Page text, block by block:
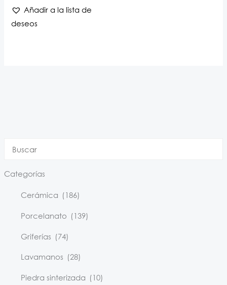
Categorías
Cerámica (186)
Porcelanato (139)
Griferías (74)
Lavamanos (28)
Piedra sinterizada (10)
Añadir a la lista de
deseos